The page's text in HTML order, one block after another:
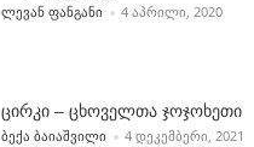
POSTED BY
ᲚᲔᲕᲐᲜ ᲤᲐᲜᲒᲐᲜᲘ 4 ᲐᲞᲠᲘᲚᲘ, 2020
ცირკი – ცხოველთა ჯოჯოხეთი
POSTED BY
ᲑᲔᲥᲐ ᲑᲐᲘᲐᲨᲕᲘᲚᲘ 4 ᲓᲔᲙᲔᲛᲑᲔᲠᲘ, 2021